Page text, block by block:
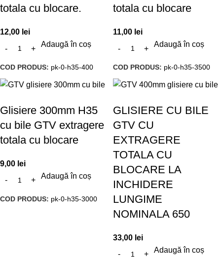
totala cu blocare.
12,00 lei
Adaugă în coș
COD PRODUS: pk-0-h35-400
totala cu blocare
11,00 lei
Adaugă în coș
COD PRODUS: pk-0-h35-3500
Glisiere 300mm H35
cu bile GTV extragere
totala cu blocare
9,00 lei
Adaugă în coș
COD PRODUS: pk-0-h35-3000
GLISIERE CU BILE
GTV CU
EXTRAGERE
TOTALA CU
BLOCARE LA
INCHIDERE
LUNGIME
NOMINALA 650
33,00 lei
Adaugă în coș